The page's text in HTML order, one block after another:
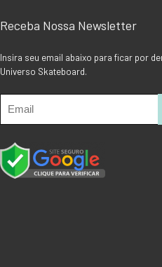
Receba Nossa Newsletter
Insira seu email abaixo para ficar por
Universo Skateboard.